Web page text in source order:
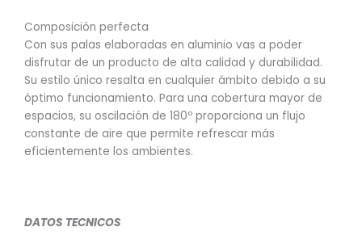
Composición perfecta
Con sus palas elaboradas en aluminio vas a poder
disfrutar de un producto de alta calidad y durabilidad.
Su estilo único resalta en cualquier ámbito debido a su
óptimo funcionamiento. Para una cobertura mayor de
espacios, su oscilación de 180º proporciona un flujo
constante de aire que permite refrescar más
eficientemente los ambientes.
DATOS TECNICOS